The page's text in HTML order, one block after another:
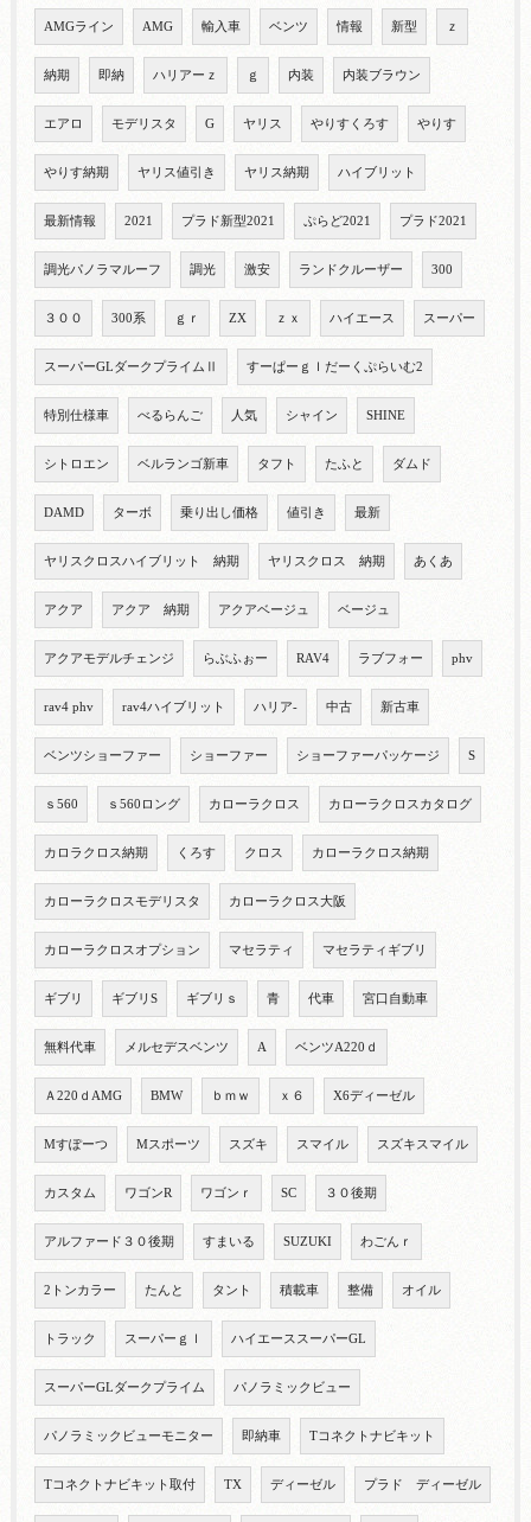
AMGライン AMG 輸入車 ベンツ 情報 新型 ｚ
納期 即納 ハリアーｚ ｇ 内装 内装ブラウン
エアロ モデリスタ G ヤリス やりすくろす やりす
やりす納期 ヤリス値引き ヤリス納期 ハイブリット
最新情報 2021 プラド新型2021 ぷらど2021 プラド2021
調光パノラマルーフ 調光 激安 ランドクルーザー 300
３００ 300系 ｇｒ ZX ｚｘ ハイエース スーパー
スーパーGLダークプライムⅡ すーぱーｇｌだーくぷらいむ2
特別仕様車 べるらんご 人気 シャイン SHINE
シトロエン ベルランゴ新車 タフト たふと ダムド
DAMD ターボ 乗り出し価格 値引き 最新
ヤリスクロスハイブリット 納期 ヤリスクロス 納期 あくあ
アクア アクア 納期 アクアベージュ ベージュ
アクアモデルチェンジ らぶふぉー RAV4 ラブフォー phv
rav4 phv rav4ハイブリット ハリア- 中古 新古車
ベンツショーファー ショーファー ショーファーパッケージ S
ｓ560 ｓ560ロング カローラクロス カローラクロスカタログ
カロラクロス納期 くろす クロス カローラクロス納期
カローラクロスモデリスタ カローラクロス大阪
カローラクロスオプション マセラティ マセラティギブリ
ギブリ ギブリS ギブリｓ 青 代車 宮口自動車
無料代車 メルセデスベンツ A ベンツA220ｄ
Ａ220ｄAMG BMW ｂｍｗ ｘ６ X6ディーゼル
Mすぽーつ Mスポーツ スズキ スマイル スズキスマイル
カスタム ワゴンR ワゴンｒ SC ３０後期
アルファード３０後期 すまいる SUZUKI わごんｒ
2トンカラー たんと タント 積載車 整備 オイル
トラック スーパーｇｌ ハイエーススーパーGL
スーパーGLダークプライム パノラミックビュー
パノラミックビューモニター 即納車 Tコネクトナビキット
Tコネクトナビキット取付 TX ディーゼル プラド ディーゼル